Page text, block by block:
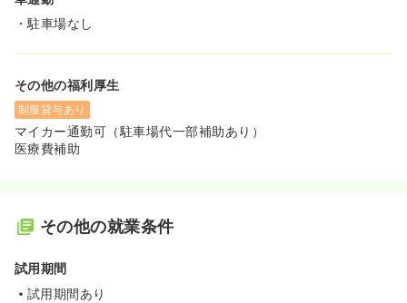
・駐車場なし
その他の福利厚生
制服貸与あり
マイカー通勤可（駐車場代一部補助あり）
医療費補助
その他の就業条件
試用期間
試用期間あり